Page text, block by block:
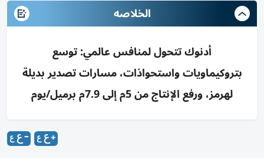
الخلاصه
أدنوك تتحول لمنافس عالمي: توسع
بتروكيماويات واستحواذات، مسارات تصدير بديلة
لهرمز، ورفع الإنتاج من 5م إلى 7.9م برميل/يوم